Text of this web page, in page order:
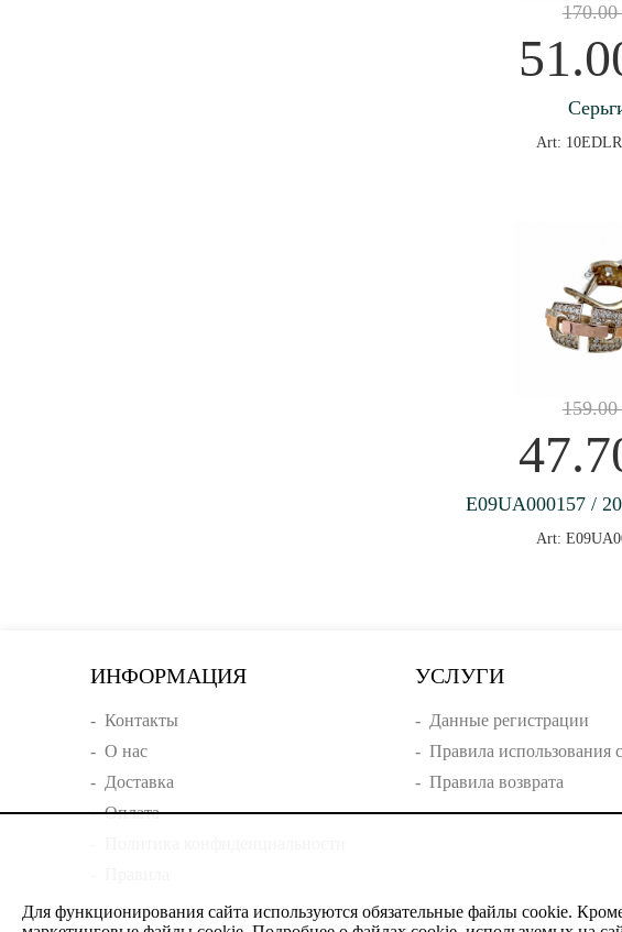
Art:
E09UA000157 /
Art:
ИНФОРМАЦИЯ
- Контакты
- О нас
- Доставка
-Оплата
УСЛУГИ
- Данные регистрации
- Правила использования
- Правила возврата
Для функционирования сайта используются обязательные файлы cookie.